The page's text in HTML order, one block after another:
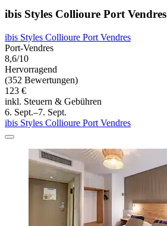
ibis Styles Collioure Port Vendres
ibis Styles Collioure Port Vendres
Port-Vendres
8,6/10
Hervorragend
(352 Bewertungen)
123 €
inkl. Steuern & Gebühren
6. Sept.–7. Sept.
ibis Styles Collioure Port Vendres